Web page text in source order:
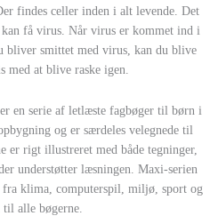
findes celler inden i alt levende. Det
få virus. Når virus er kommet ind i
bliver smittet med virus, kan du blive
med at blive raske igen.
er en serie af letlæste fagbøger til børn i
og er særdeles velegnede til
rigt illustreret med både tegninger,
understøtter læsningen. Maxi-serien
klima, computerspil, miljø, sport og
til alle bøgerne.